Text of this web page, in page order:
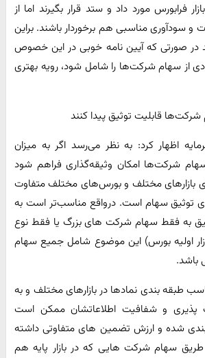
فرابورس مورد داد و ستد قرار بگیرند اما از
و سودآوری مناسبی هم برخوردار باشند. براین
صورتی که آیین نامه خوبی در این خصوص
از سهام شرکت‌ها را شامل شود، رویه بهتری
قابلیت توثیق پیدا کنند
اظهار کرد: به نظر می‌رسد اگر به میزان
شرکت‌ها امکان وثیقه‌گذاری فراهم شود
بازارهای مختلف و بورس‌های مختلف متفاوت
توثیق سهام است. درواقع مناسب‌تر است به
به فقط سهام شرکت های بزرگ یا فقط نوع
اولیه بورس) این موضوع شامل جمیع سهام
باشد.
طبقه بندی نمادها در بازارهای مختلف و به
و شفافیت اطلاعاتشان ممکن است
شده و ارزش تضمین های متفاوتی داشته
طریق سهام شرکت هایی که در بازار پایه هم